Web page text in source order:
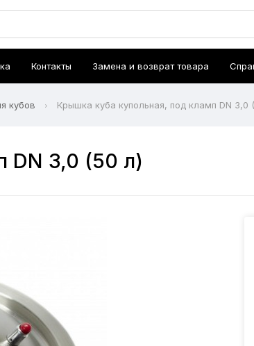
Контакты Замена и возврат товара
кубов Крышка куба купольная, под кламп DN 3,0
DN 3,0 (50 л)